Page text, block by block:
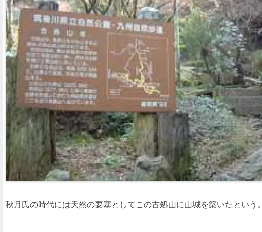
秋月氏の時代には天然の要塞としてこの古処山に山城を築いたという。